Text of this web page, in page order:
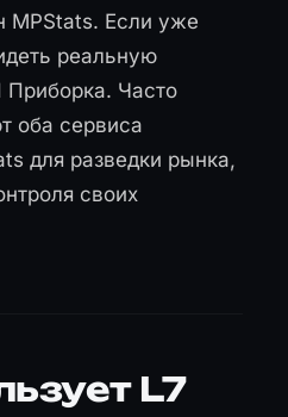
MPStats. Если уже
реальную
Часто
оба сервиса
для разведки рынка,
своих
L7